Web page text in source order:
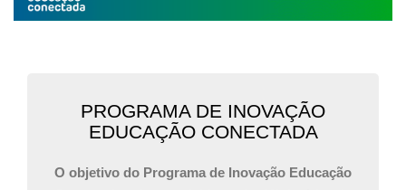
PROGRAMA DE INOVAÇÃO
EDUCAÇÃO CONECTADA
O objetivo do Programa de Inovação Educação